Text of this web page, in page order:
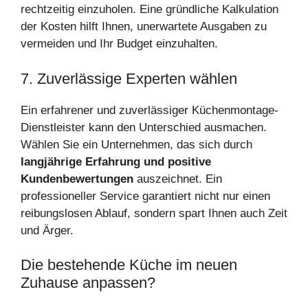
rechtzeitig einzuholen. Eine gründliche Kalkulation
der Kosten hilft Ihnen, unerwartete Ausgaben zu
vermeiden und Ihr Budget einzuhalten.
7. Zuverlässige Experten wählen
Ein erfahrener und zuverlässiger Küchenmontage-
Dienstleister kann den Unterschied ausmachen.
Wählen Sie ein Unternehmen, das sich durch
langjährige Erfahrung und positive
Kundenbewertungen auszeichnet. Ein
professioneller Service garantiert nicht nur einen
reibungslosen Ablauf, sondern spart Ihnen auch Zeit
und Ärger.
Die bestehende Küche im neuen
Zuhause anpassen?